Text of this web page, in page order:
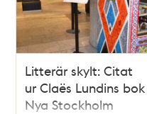
Litterär skylt: Citat
ur Claës Lundins bok
Nya Stockholm